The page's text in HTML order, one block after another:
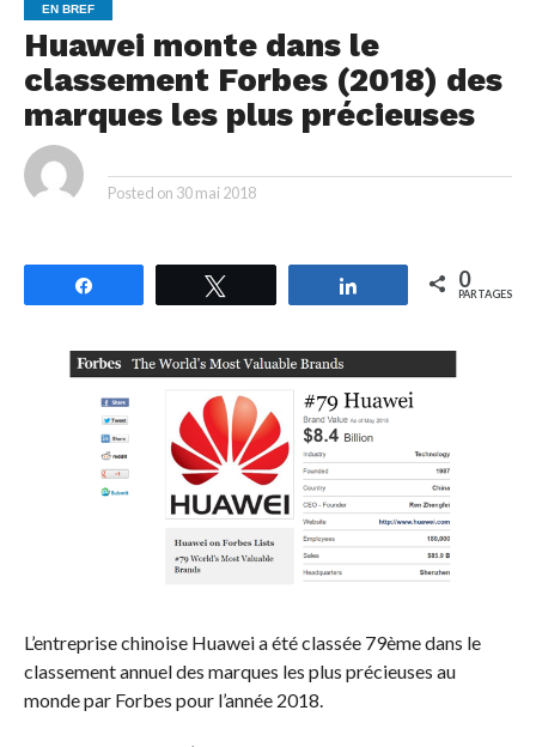
EN BREF
Huawei monte dans le
classement Forbes (2018) des
marques les plus précieuses
Posted on 30 mai 2018
Partagez 0
PARTAGES
L’entreprise chinoise Huawei a été classée 79ème dans le
classement annuel des marques les plus précieuses au
monde par Forbes pour l’année 2018.